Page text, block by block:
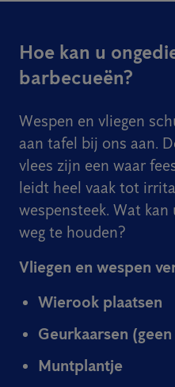
Hoe kan u
barbecueën?
Wespen en vliegen
aan tafel bij ons aan.
vlees zijn een waar
leidt heel vaak tot
wespensteek. Wat
weg te houden?
Vliegen en wespen
Wierook plaatsen
Geurkaarsen
Muntplantje